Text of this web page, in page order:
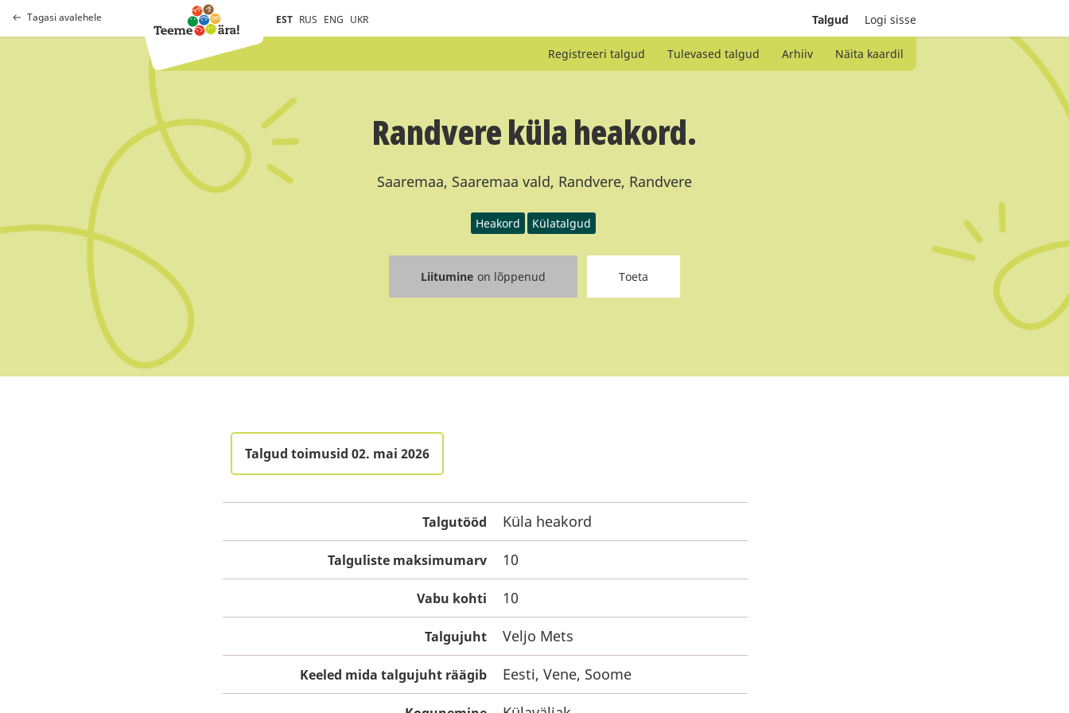
Tagasi avalehele EST RUS ENG UKR Talgud Logi sisse
Registreeri talgud Tulevased talgud Arhiiv Näita kaardil
Randvere küla heakord.
Saaremaa, Saaremaa vald, Randvere, Randvere
Heakord Külatalgud
Liitumine on lõppenud Toeta
Talgud toimusid 02. mai 2026
Talgutööd Küla heakord
Talguliste maksimumarv 10
Vabu kohti 10
Talgujuht Veljo Mets
Keeled mida talgujuht räägib Eesti, Vene, Soome